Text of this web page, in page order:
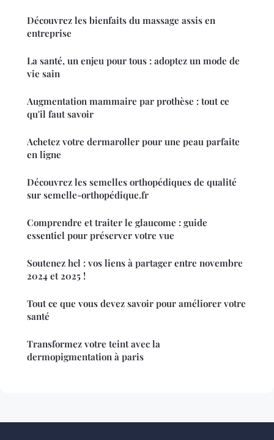
Découvrez les bienfaits du massage assis en
entreprise
La santé, un enjeu pour tous : adoptez un mode de
vie sain
Augmentation mammaire par prothèse : tout ce
qu'il faut savoir
Achetez votre dermaroller pour une peau parfaite
en ligne
Découvrez les semelles orthopédiques de qualité
sur semelle-orthopédique.fr
Comprendre et traiter le glaucome : guide
essentiel pour préserver votre vue
Soutenez hcl : vos liens à partager entre novembre
2024 et 2025 !
Tout ce que vous devez savoir pour améliorer votre
santé
Transformez votre teint avec la
dermopigmentation à paris